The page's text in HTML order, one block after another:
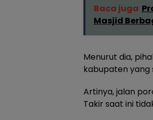
Baca juga
Masjid
Menurut dia,
kabupaten yang
Artinya, jalan
Takir saat ini